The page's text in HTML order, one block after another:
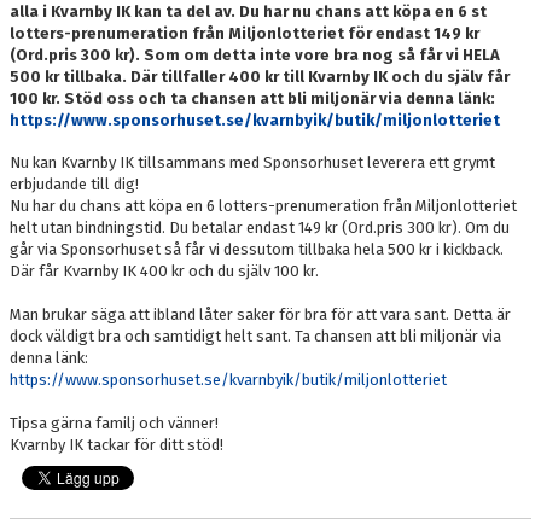
alla i Kvarnby IK kan ta del av. Du har nu chans att köpa en 6 st
lotters-prenumeration från Miljonlotteriet för endast 149 kr
(Ord.pris 300 kr). Som om detta inte vore bra nog så får vi HELA
500 kr tillbaka. Där tillfaller 400 kr till Kvarnby IK och du själv får
100 kr. Stöd oss och ta chansen att bli miljonär via denna länk:
https://www.sponsorhuset.se/kvarnbyik/butik/miljonlotteriet
Nu kan Kvarnby IK tillsammans med Sponsorhuset leverera ett grymt
erbjudande till dig!
Nu har du chans att köpa en 6 lotters-prenumeration från Miljonlotteriet
helt utan bindningstid. Du betalar endast 149 kr (Ord.pris 300 kr). Om du
går via Sponsorhuset så får vi dessutom tillbaka hela 500 kr i kickback.
Där får Kvarnby IK 400 kr och du själv 100 kr.
Man brukar säga att ibland låter saker för bra för att vara sant. Detta är
dock väldigt bra och samtidigt helt sant. Ta chansen att bli miljonär via
denna länk:
https://www.sponsorhuset.se/kvarnbyik/butik/miljonlotteriet
Tipsa gärna familj och vänner!
Kvarnby IK tackar för ditt stöd!